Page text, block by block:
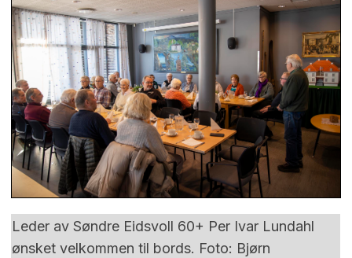
Leder av Søndre Eidsvoll 60+ Per Ivar Lundahl
ønsket velkommen til bords. Foto: Bjørn